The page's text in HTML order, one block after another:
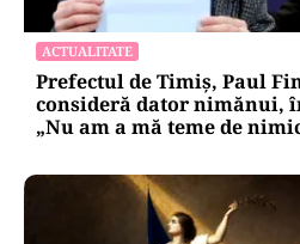
ACTUALITATE
Prefectul de Timiș, Paul
consideră dator nimănui,
„Nu am a mă teme de